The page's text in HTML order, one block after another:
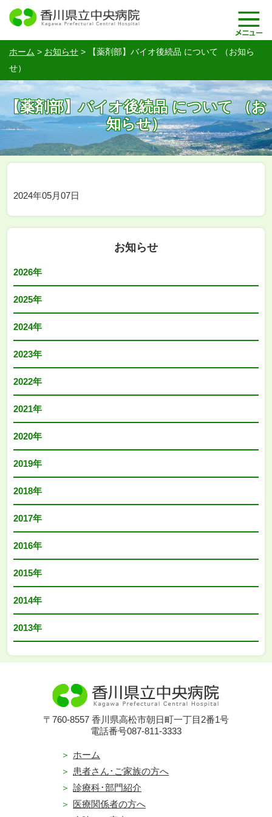
ホーム > お知らせ >
【薬剤部】バイオ後続品 について （お知ら
せ）
【薬剤部】バイオ後続品 について （お
知らせ）
2024年05月07日
お知らせ
2026年
2025年
2024年
2023年
2022年
2021年
2020年
2019年
2018年
2017年
2016年
2015年
2014年
2013年
〒760-8557 香川県高松市朝日町一丁目2番1号
電話番号087-811-3333
ホーム
患者さん･ご家族の方へ
診療科･部門紹介
医療関係者の方へ